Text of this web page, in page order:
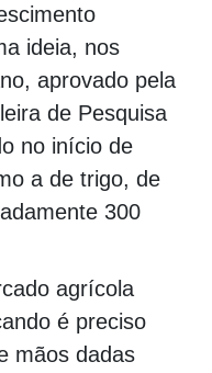
ideia, nos
aprovado pela
de Pesquisa
no início de
a de trigo, de
300
agrícola
é preciso
mãos dadas